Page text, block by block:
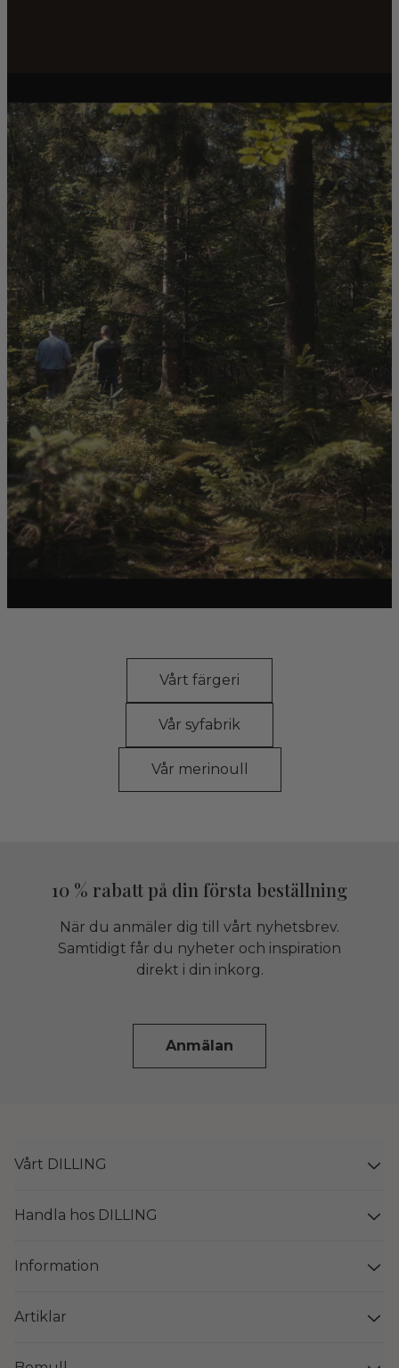
Vårt färgeri
Vår syfabrik
Vår merinoull
10 % rabatt på din första beställning
När du anmäler dig till vårt nyhetsbrev.
Samtidigt får du nyheter och inspiration
direkt i din inkorg.
Anmälan
Vårt DILLING
Handla hos DILLING
Information
Artiklar